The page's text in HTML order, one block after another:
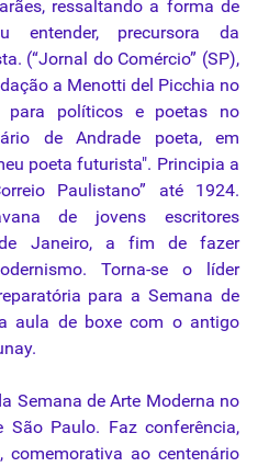
ressaltando a forma de
entender, precursora da
(“Jornal do Comércio” (SP),
a Menotti del Picchia no
para políticos e poetas no
de Andrade poeta, em
poeta futurista". Principia a
Paulistano” até 1924.
de jovens escritores
Janeiro, a fim de fazer
Torna-se o líder
para aSemana de
aula de boxe com o antigo
Semana de Arte Moderna no
São Paulo. Faz conferência,
comemorativa ao centenário